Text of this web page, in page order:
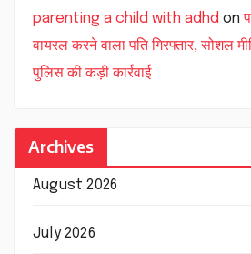
parenting a child with adhd on
वायरल करने वाला पति गिरफ्तार, सोशल
पुलिस की कड़ी कार्रवाई
Archives
August 2026
July 2026